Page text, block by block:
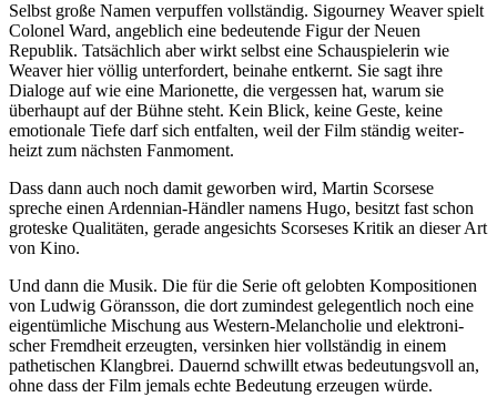
Selbst große Namen verpuffen volls­tändig. Sigourney Weaver spielt
Colonel Ward, angeblich eine bedeu­tende Figur der Neuen
Republik. Tatsäch­lich aber wirkt selbst eine Schau­spie­lerin wie
Weaver hier völlig unter­for­dert, beinahe entkernt. Sie sagt ihre
Dialoge auf wie eine Mario­nette, die vergessen hat, warum sie
überhaupt auf der Bühne steht. Kein Blick, keine Geste, keine
emotio­nale Tiefe darf sich entfalten, weil der Film ständig weiter­
heizt zum nächsten Fanmoment.
Dass dann auch noch damit geworben wird, Martin Scorsese
spreche einen Ardennian-Händler namens Hugo, besitzt fast schon
groteske Quali­täten, gerade ange­sichts Scorseses Kritik an dieser Art
von Kino.
Und dann die Musik. Die für die Serie oft gelobten Kompo­si­tionen
von Ludwig Göransson, die dort zumindest gele­gent­lich noch eine
eigen­tüm­liche Mischung aus Western-Melan­cholie und elek­tro­ni­
scher Fremdheit erzeugten, versinken hier volls­tändig in einem
pathe­ti­schen Klangbrei. Dauernd schwillt etwas bedeu­tungs­voll an,
ohne dass der Film jemals echte Bedeutung erzeugen würde.